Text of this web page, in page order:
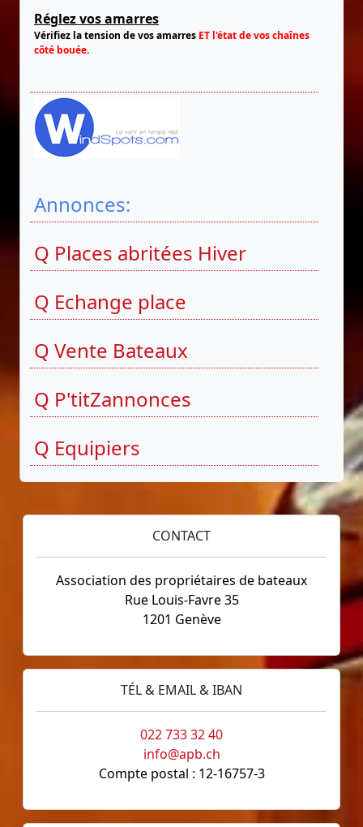
Réglez vos amarres
Vérifiez la tension de vos amarres ET l'état de vos chaînes
côté bouée.
Annonces:
Q Places abritées Hiver
Q Echange place
Q Vente Bateaux
Q P'titZannonces
Q Equipiers
CONTACT
Association des propriétaires de bateaux
Rue Louis-Favre 35
1201 Genève
TÉL & EMAIL & IBAN
022 733 32 40
info@apb.ch
Compte postal : 12-16757-3